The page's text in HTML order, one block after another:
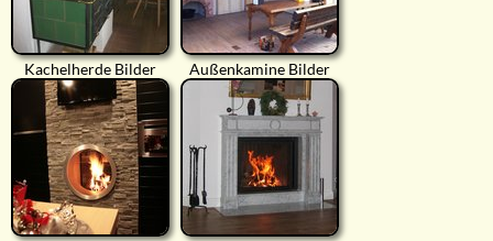
Kachelherde Bilder Außenkamine Bilder